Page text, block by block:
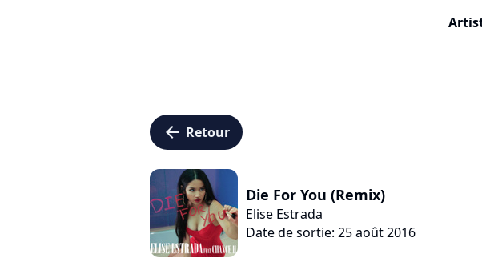
arrow_left Retour
Die For You (Remix)
Elise Estrada
Date de sortie: 25 août 2016